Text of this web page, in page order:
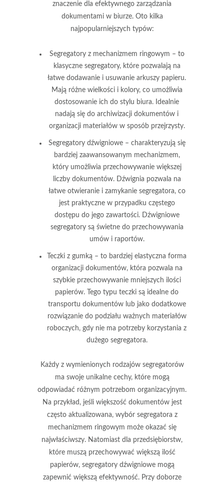
znaczenie dla efektywnego zarządzania
dokumentami w biurze. Oto kilka
najpopularniejszych typów:
Segregatory z mechanizmem ringowym – to
klasyczne segregatory, które pozwalają na
łatwe dodawanie i usuwanie arkuszy papieru.
Mają różne wielkości i kolory, co umożliwia
dostosowanie ich do stylu biura. Idealnie
nadają się do archiwizacji dokumentów i
organizacji materiałów w sposób przejrzysty.
Segregatory dźwigniowe– charakteryzują się
bardziej zaawansowanym mechanizmem,
który umożliwia przechowywanie większej
liczby dokumentów. Dźwignia pozwala na
łatwe otwieranie i zamykanie segregatora, co
jest praktyczne w przypadku częstego
dostępu do jego zawartości. Dźwigniowe
segregatory są świetne do przechowywania
umów i raportów.
Teczki z gumką – to bardziej elastyczna forma
organizacji dokumentów, która pozwala na
szybkie przechowywanie mniejszych ilości
papierów. Tego typu teczki są idealne do
transportu dokumentów lub jako dodatkowe
rozwiązanie do podziału ważnych materiałów
roboczych, gdy nie ma potrzeby korzystania z
dużego segregatora.
Każdy z wymienionych rodzajów segregatorów
ma swoje unikalne cechy, które mogą
odpowiadać różnym potrzebom organizacyjnym.
Na przykład, jeśli większość dokumentów jest
często aktualizowana, wybór segregatora z
mechanizmem ringowym może okazać się
najwłaściwszy. Natomiast dla przedsiębiorstw,
które muszą przechowywać większą ilość
papierów, segregatory dźwigniowe mogą
zapewnić większą efektywność. Przy doborze